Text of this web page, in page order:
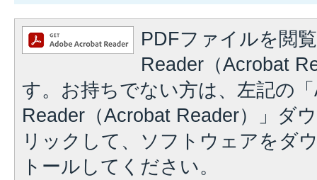
PDFファイルを閲
Reader（Acrobat
す。お持ちでない方は、左記の
Reader（Acrobat Reader）」ダ
リックして、ソフトウェアをダ
トールしてください。